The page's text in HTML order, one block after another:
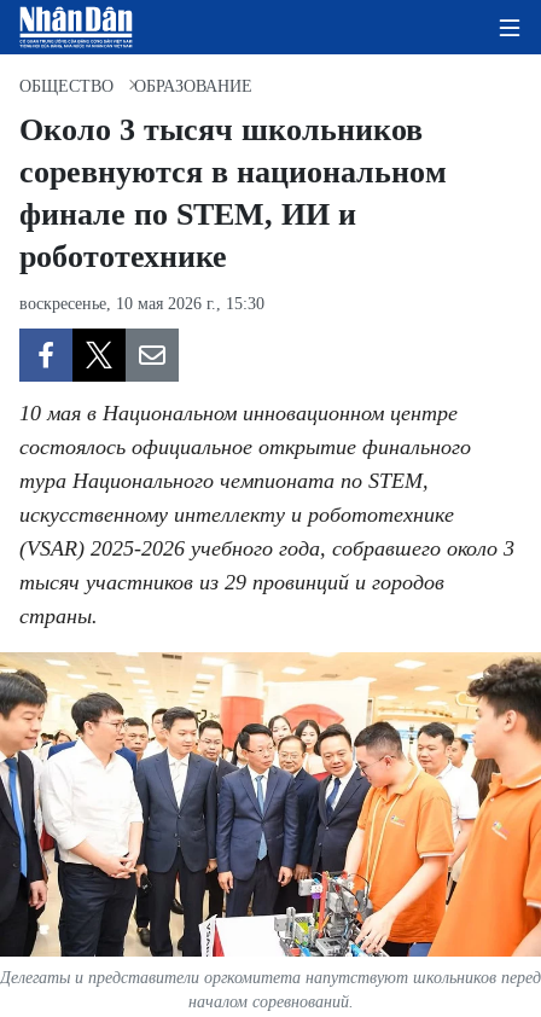
ГЛАВНАЯ СТРАНИЦА
ПОЛИТИКА
КУЛЬТУРА
ДОБРО ПОЖАЛОВАТЬ ВО
ВЬЕТНАМ
МОСТ ДРУЖБЫ
В МИРЕ
ВСТРЕЧИ - ДИАЛОГИ
ДОСЬЕ И МАТЕРИАЛЫ
О ГАЗЕТЕ «НЯНЗАН»
TIẾNG VIỆT
ОБЩЕСТВО ОБРАЗОВАНИЕ
Около 3 тысяч школьников
соревнуются в национальном
финале по STEM, ИИ и
робототехнике
воскресенье, 10 мая 2026 г., 15:30
10 мая в Национальном инновационном центре
состоялось официальное открытие финального
тура Национального чемпионата по STEM,
искусственному интеллекту и робототехнике
(VSAR) 2025-2026 учебного года, собравшего около 3
тысяч участников из 29 провинций и городов
страны.
Делегаты и представители оргкомитета напутствуют школьников перед
началом соревнований.